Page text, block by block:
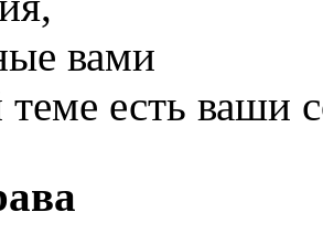
теме есть ваши